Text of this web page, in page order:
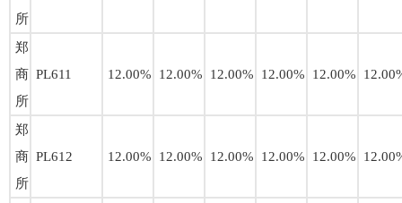
所
郑
商
所
PL611 12.00% 12.00% 12.00% 12.00% 12.00%
郑
商
所
PL612 12.00% 12.00% 12.00% 12.00% 12.00%